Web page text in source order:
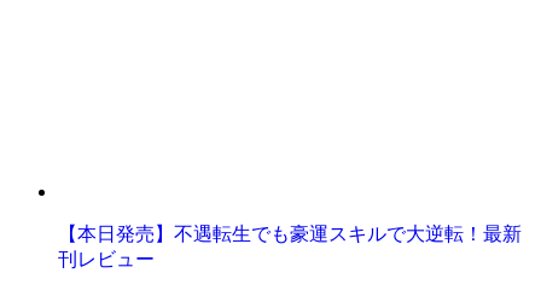
【本日発売】不遇転生でも豪運スキルで大逆転！最新
刊レビュー